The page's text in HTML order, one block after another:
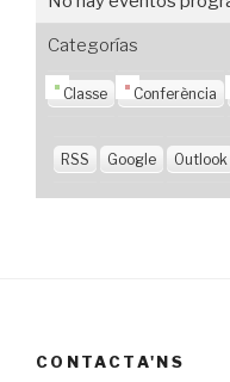
i
o
e
n
e
s
Categorías
Classe Conferència
RSS Google Outlook
CONTACTA'NS